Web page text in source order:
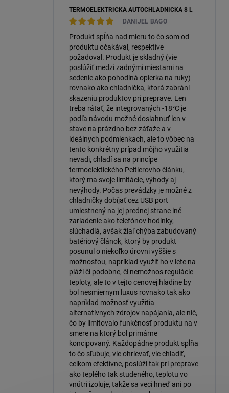
TERMOELEKTRICKÁ AUTOCHLADNIČKA 8 L
DANIJEL BAGO
Produkt spĺňa nad mieru to čo som od
produktu očakával, respektíve
požadoval. Produkt je skladný (vie
poslúžiť medzi zadnými miestami na
sedenie ako pohodlná opierka na ruky)
rovnako ako chladnička, ktorá zabráni
skazeniu produktov pri preprave. Len
treba rátať, že integrovaných -18°C je
podľa návodu možné dosiahnuť len v
stave na prázdno bez záťaže a v
ideálnych podmienkach, ale to vôbec na
tento konkrétny prípad môjho využitia
nevadi, chladí sa na princípe
termoelektického Peltierovho článku,
ktorý ma svoje limitácie, výhody aj
nevýhody. Počas prevádzky je možné z
chladničky dobíjať cez USB port
umiestnený na jej prednej strane iné
zariadenie ako telefónov hodinky,
slúchadlá, avšak žiaľ chýba zabudovaný
batériový článok, ktorý by produkt
posunul o niekoľko úrovni vyššie s
možnosťou, napríklad využiť ho v lete na
pláži či podobne, či nemožnos regulácie
teploty, ale to v tejto cenovej hladine by
bol nesmiernym luxus rovnako tak ako
napríklad možnosť využitia
alternatívnych zdrojov napájania, ale nič,
čo by limitovalo funkčnosť produktu na v
smere na ktorý bol primárne
koncipovaný. Každopádne produkt spĺňa
to čo sľubuje, vie ohrievať, vie chladiť,
celkom efektívne, poslúži tak pri preprave
ako teplého tak studeného, teplotu vo
vnútri izoluje, takže sa veci hneď ani po